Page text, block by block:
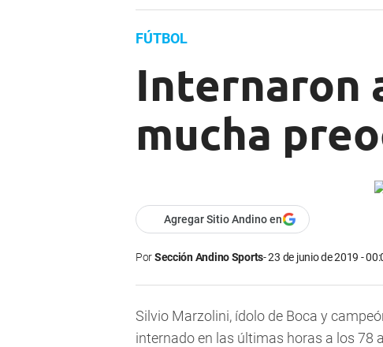
FÚTBOL
Internaron
mucha
Agregar Sitio Andino en
PorSección Andino Sports 23 de junio de 2019 -
Silvio Marzolini, ídolo de Boca y
internado en las últimas horas a los 78